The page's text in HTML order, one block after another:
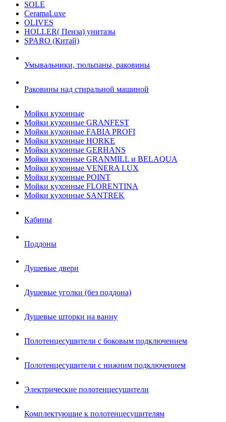
SOLE
CeramaLuxe
OLIVES
HOLLER( Пенза) унитазы
SPARO (Китай)
Умывальники, тюльпаны, раковины
Раковины над стиральной машиной
Мойки кухонные
Мойки кухонные GRANFEST
Мойки кухонные FABIA PROFI
Мойки кухонные HORKE
Мойки кухонные GERHANS
Мойки кухонные GRANMILL и BELAQUA
Мойки кухонные VENERA LUX
Мойки кухонные POINT
Мойки кухонные FLORENTINA
Мойки кухонные SANTREK
Кабины
Поддоны
Душевые двери
Душевые уголки (без поддона)
Душевые шторки на ванну
Полотенцесушители с боковым подключением
Полотенцесушители с нижним подключением
Электрические полотенцесушители
Комплектующие к полотенцесушителям